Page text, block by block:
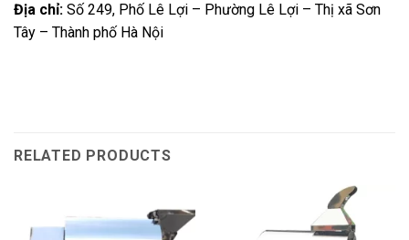
Địa chỉ: Số 249, Phố Lê Lợi – Phường Lê Lợi – Thị xã Sơn
Tây – Thành phố Hà Nội
RELATED PRODUCTS